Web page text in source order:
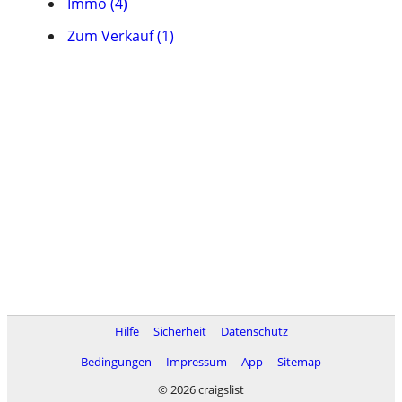
Zum Verkauf (1)
Hilfe Sicherheit
Datenschutz
Bedingungen
Impressum App
Sitemap
© 2026 craigslist